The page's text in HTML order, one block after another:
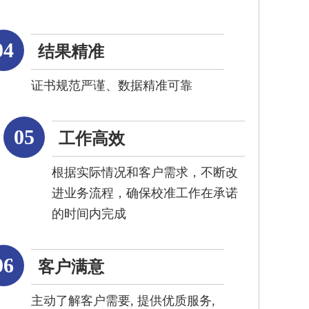
结果精准
证书规范严谨、数据精准可靠
05 工作高效
根据实际情况和客户需求，不断改
进业务流程，确保校准工作在承诺
的时间内完成
客户满意
主动了解客户需要, 提供优质服务,